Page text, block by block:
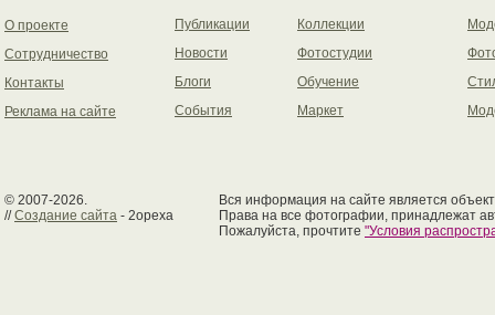
О проекте
Сотрудничество
Контакты
Реклама на сайте
Публикации
Новости
Блоги
События
Коллекции
Фотостудии
Обучение
Маркет
© 2007-2026.
//Создание сайта - 2opexa
Вся информация на сайте является
Права на все фотографии, принадлежат
Пожалуйста, прочтите "Условия